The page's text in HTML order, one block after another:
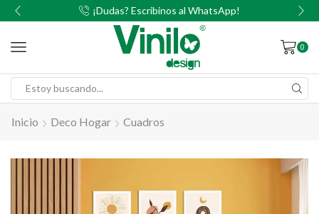
¡Dudas? Escribinos al WhatsApp!
0
Inicio Deco Hogar Cuadros